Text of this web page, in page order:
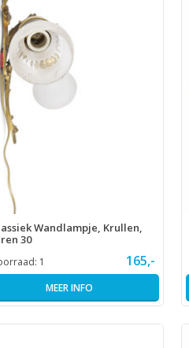
Wandlampje, Krullen,
30
1 165,-
MEER INFO